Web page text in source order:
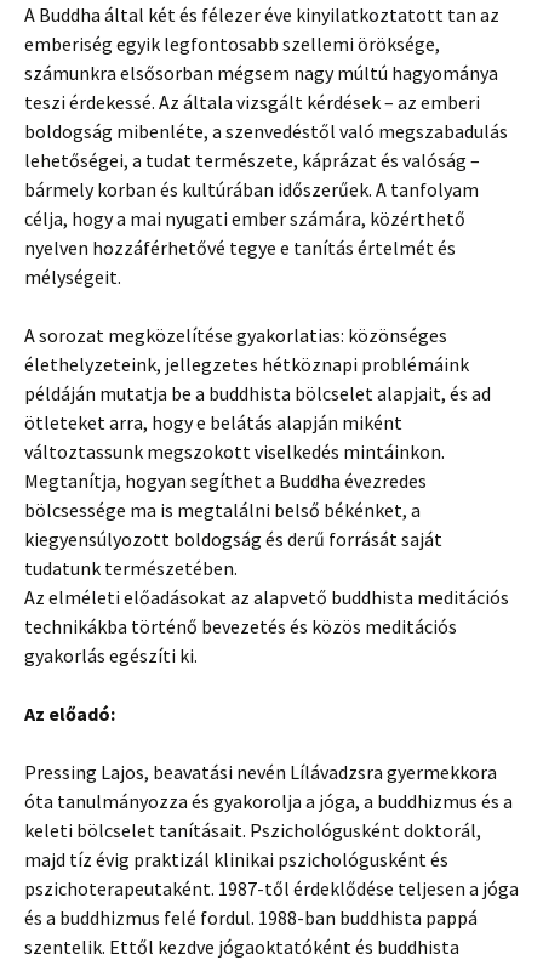
A Buddha által két és félezer éve kinyilatkoztatott tan az
emberiség egyik legfontosabb szellemi öröksége,
számunkra elsősorban mégsem nagy múltú hagyománya
teszi érdekessé. Az általa vizsgált kérdések – az emberi
boldogság mibenléte, a szenvedéstől való megszabadulás
lehetőségei, a tudat természete, káprázat és valóság –
bármely korban és kultúrában időszerűek. A tanfolyam
célja, hogy a mai nyugati ember számára, közérthető
nyelven hozzáférhetővé tegye e tanítás értelmét és
mélységeit.
A sorozat megközelítése gyakorlatias: közönséges
élethelyzeteink, jellegzetes hétköznapi problémáink
példáján mutatja be a buddhista bölcselet alapjait, és ad
ötleteket arra, hogy e belátás alapján miként
változtassunk megszokott viselkedés mintáinkon.
Megtanítja, hogyan segíthet a Buddha évezredes
bölcsessége ma is megtalálni belső békénket, a
kiegyensúlyozott boldogság és derű forrását saját
tudatunk természetében.
Az elméleti előadásokat az alapvető buddhista meditációs
technikákba történő bevezetés és közös meditációs
gyakorlás egészíti ki.
Az előadó:
Pressing Lajos, beavatási nevén Lílávadzsra gyermekkora
óta tanulmányozza és gyakorolja a jóga, a buddhizmus és a
keleti bölcselet tanításait. Pszichológusként doktorál,
majd tíz évig praktizál klinikai pszichológusként és
pszichoterapeutaként. 1987-től érdeklődése teljesen a jóga
és a buddhizmus felé fordul. 1988-ban buddhista pappá
szentelik. Ettől kezdve jógaoktatóként és buddhista